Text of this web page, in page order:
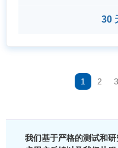
30
1 2 3
我们基于严格的测试和